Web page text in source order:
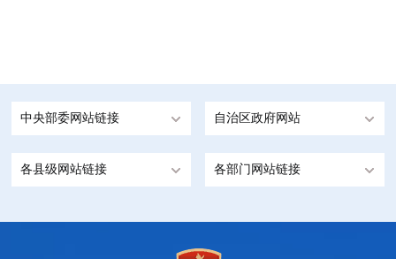
中央部委网站链接 自治区政府网站
各县级网站链接 各部门网站链接